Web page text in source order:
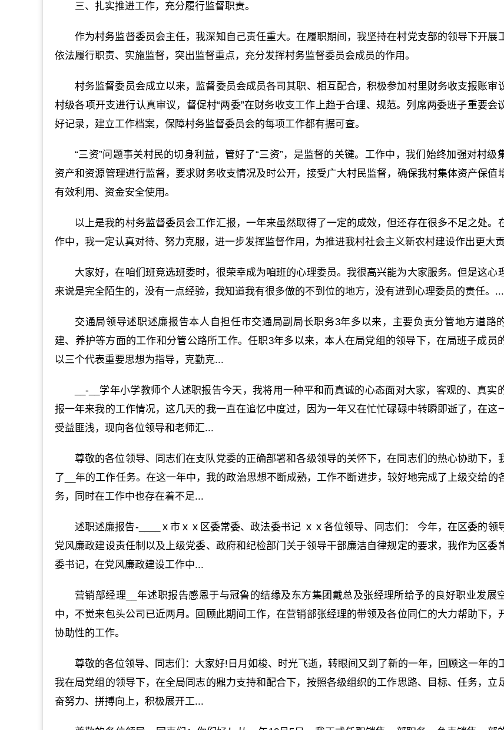
三、扎实推进工作，充分履行监督职责。
作为村务监督委员会主任，我深知自己责任重大。在履职期间，我坚持在村党支部的领导下开展
依法履行职责、实施监督，突出监督重点，充分发挥村务监督委员会成员的作用。
村务监督委员会成立以来，监督委员会成员各司其职、相互配合，积极参加村里财务收支报账审
村级各项开支进行认真审议，督促村“两委”在财务收支工作上趋于合理、规范。列席两委班子重要会
好记录，建立工作档案，保障村务监督委员会的每项工作都有据可查。
“三资”问题事关村民的切身利益，管好了“三资”，是监督的关键。工作中，我们始终加强对村级
资产和资源管理进行监督，要求财务收支情况及时公开，接受广大村民监督，确保我村集体资产保值
有效利用、资金安全使用。
以上是我的村务监督委员会工作汇报，一年来虽然取得了一定的成效，但还存在很多不足之处。
作中，我一定认真对待、努力克服，进一步发挥监督作用，为推进我村社会主义新农村建设作出更大贡
大家好，在咱们班竞选班委时，很荣幸成为咱班的心理委员。我很高兴能为大家服务。但是这心
来说是完全陌生的，没有一点经验，我知道我有很多做的不到位的地方，没有进到心理委员的责任。...
交通局领导述职述廉报告本人自担任市交通局副局长职务3年多以来，主要负责分管地方道路
建、养护等方面的工作和分管公路所工作。任职3年多以来，本人在局党组的领导下，在局班子成员
以三个代表重要思想为指导，克勤克...
__-__学年小学教师个人述职报告今天，我将用一种平和而真诚的心态面对大家，客观的、真实
报一年来我的工作情况，这几天的我一直在追忆中度过，因为一年又在忙忙碌碌中转瞬即逝了，在这
受益匪浅，现向各位领导和老师汇...
尊敬的各位领导、同志们在支队党委的正确部署和各级领导的关怀下，在同志们的热心协助下，
了__年的工作任务。在这一年中，我的政治思想不断成熟，工作不断进步，较好地完成了上级交给的
务，同时在工作中也存在着不足...
述职述廉报告-____ｘ市ｘｘ区委常委、政法委书记 ｘｘ各位领导、同志们： 今年，在区委的领
党风廉政建设责任制以及上级党委、政府和纪检部门关于领导干部廉洁自律规定的要求，我作为区委
委书记，在党风廉政建设工作中...
营销部经理__年述职报告感恩于与冠鲁的结缘及东方集团戴总及张经理所给予的良好职业发展
中，不觉来包头公司已近两月。回顾此期间工作，在营销部张经理的带领及各位同仁的大力帮助下，
协助性的工作。
尊敬的各位领导、同志们：大家好!日月如梭、时光飞逝，转眼间又到了新的一年，回顾这一年的
我在局党组的领导下，在全局同志的鼎力支持和配合下，按照各级组织的工作思路、目标、任务，立
奋努力、拼搏向上，积极展开工...